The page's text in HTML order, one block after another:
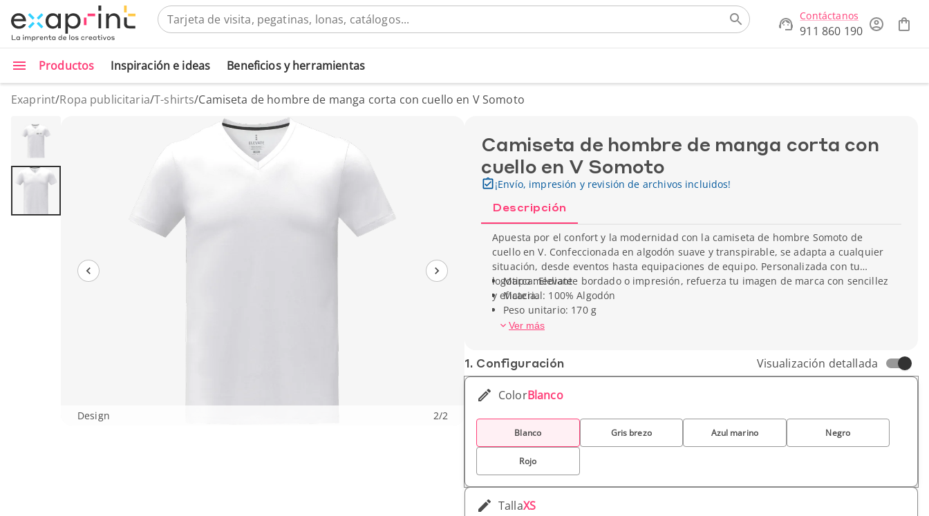
Contáctanos
911 860 190
Productos Inspiración e ideas Beneficios y herramientas
Exaprint/Ropa publicitaria/T-shirts/Camiseta de hombre de manga corta con cuello en V Somoto
Design 2/2
Camiseta de hombre de manga corta con
cuello en V Somoto
¡Envío, impresión y revisión de archivos incluidos!
Descripción
Apuesta por el confort y la modernidad con la camiseta de hombre Somoto de
cuello en V. Confeccionada en algodón suave y transpirable, se adapta a cualquier
situación, desde eventos hasta equipaciones de equipo. Personalizada con tu
logotipo mediante bordado o impresión, refuerza tu imagen de marca con sencillez
y eficacia.
Marca: Elevate
Material: 100% Algodón
Peso unitario: 170 g
Ver más
1. Conf­iguración Visualización detallada
ColorBlanco
Blanco Gris brezo Azul marino Negro
Rojo
TallaXS